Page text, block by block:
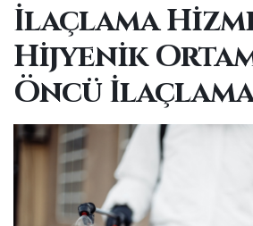
İlaçlama
Hijyenik
Öncü